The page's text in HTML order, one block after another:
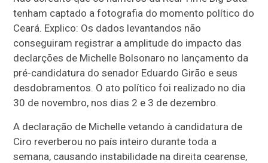
tenham captado a fotografia do momento político do
Ceará. Explico: Os dados levantandos não
conseguiram registrar a amplitude do impacto das
declarções de Michelle Bolsonaro no lançamento da
pré-candidatura do senador Eduardo Girão e seus
desdobramentos. O ato político foi realizado no dia
30 de novembro, nos dias 2 e 3 de dezembro.
A declaração de Michelle vetando à candidatura de
Ciro reverberou no país inteiro durante toda a
semana, causando instabilidade na direita cearense,